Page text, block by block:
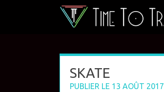
SKATE
PUBLIER LE 13 AOÛT 2017